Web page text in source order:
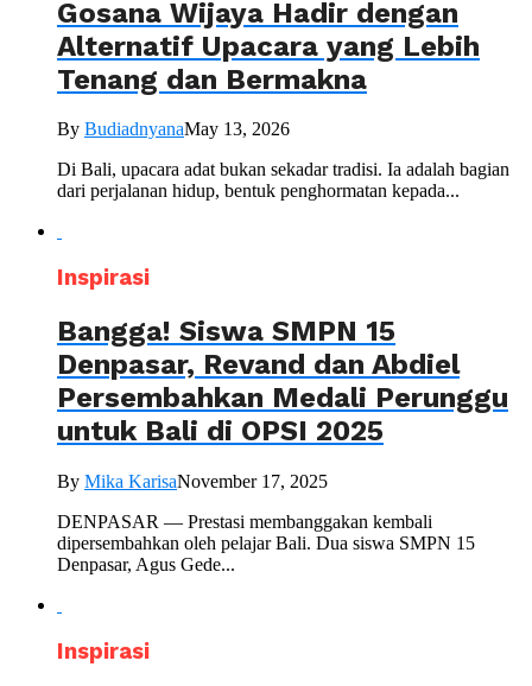
Gosana Wijaya Hadir dengan
Alternatif Upacara yang Lebih
Tenang dan Bermakna
By BudiadnyanaMay 13, 2026
Di Bali, upacara adat bukan sekadar tradisi. Ia adalah bagian
dari perjalanan hidup, bentuk penghormatan kepada...
Inspirasi
Bangga! Siswa SMPN 15
Denpasar, Revand dan Abdiel
Persembahkan Medali Perunggu
untuk Bali di OPSI 2025
By Mika KarisaNovember 17, 2025
DENPASAR — Prestasi membanggakan kembali
dipersembahkan oleh pelajar Bali. Dua siswa SMPN 15
Denpasar, Agus Gede...
Inspirasi